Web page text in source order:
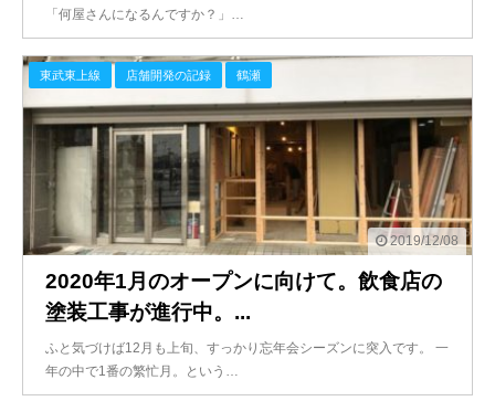
「何屋さんになるんですか？」…
2019/12/08
東武東上線 店舗開発の記録 鶴瀬
2020年1月のオープンに向けて。飲食店の
塗装工事が進行中。...
ふと気づけば12月も上旬、すっかり忘年会シーズンに突入です。 一
年の中で1番の繁忙月。という…